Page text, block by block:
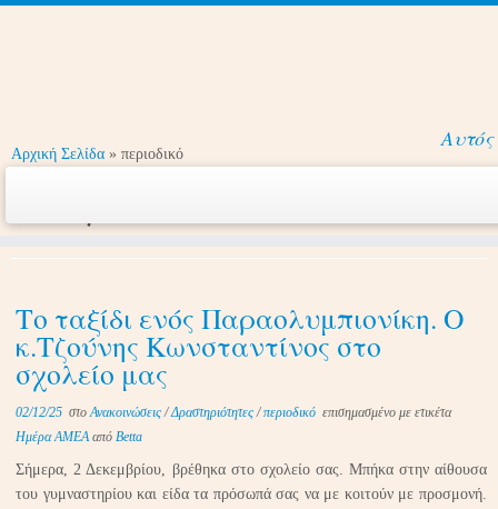
στο
περιεχόμενο
Αρχική Σελίδα » περιοδικό
Το ταξίδι ενός Παραολυμπιονίκη. Ο
κ.Τζούνης Κωνσταντίνος στο
σχολείο μας
02/12/25 στοΑνακοινώσεις/Δραστηριότητες/περιοδικό επισημασμένο με ετικέτα
Ημέρα ΑΜΕΑαπόBetta
Σήμερα, 2 Δεκεμβρίου, βρέθηκα στο σχολείο σας. Μπήκα στην αίθουσα
του γυμναστηρίου και είδα τα πρόσωπά σας να με κοιτούν με προσμονή.